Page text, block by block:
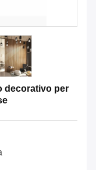
decorativo per